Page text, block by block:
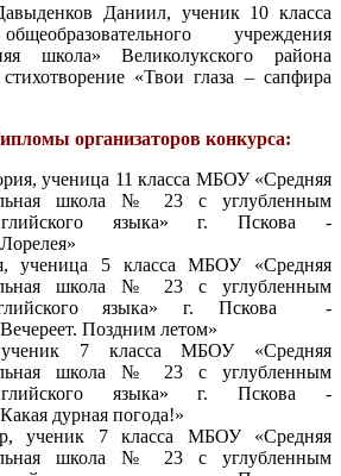
ученик 10 класса
учреждения
школа» Великолукского района
«Твои глаза – сапфира
организаторов конкурса:
ученица 11 класса МБОУ «Средняя
школа № 23 с углубленным
языка» г. Пскова -
ученица 5 класса МБОУ «Средняя
школа № 23 с углубленным
языка» г. Пскова -
Поздним летом»
7 класса МБОУ «Средняя
школа № 23 с углубленным
языка» г. Пскова -
дурная погода!»
ученик 7 класса МБОУ «Средняя
школа № 23 с углубленным